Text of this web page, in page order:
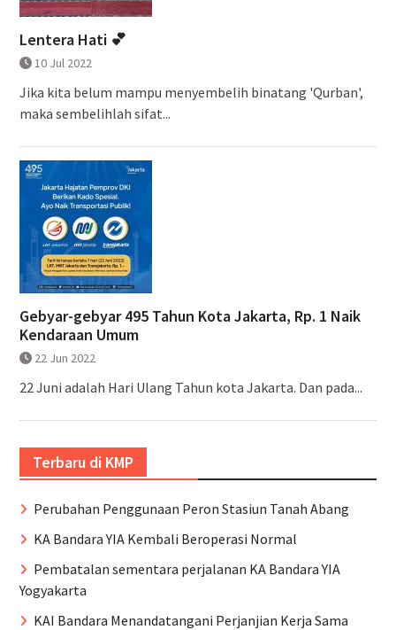
Lentera Hati 💕
10 Jul 2022
Jika kita belum mampu menyembelih binatang 'Qurban',
maka sembelihlah sifat...
Gebyar-gebyar 495 Tahun Kota Jakarta, Rp. 1 Naik
Kendaraan Umum
22 Jun 2022
22 Juni adalah Hari Ulang Tahun kota Jakarta. Dan pada...
Terbaru di KMP
Perubahan Penggunaan Peron Stasiun Tanah Abang
KA Bandara YIA Kembali Beroperasi Normal
Pembatalan sementara perjalanan KA Bandara YIA
Yogyakarta
KAI Bandara Menandatangani Perjanjian Kerja Sama